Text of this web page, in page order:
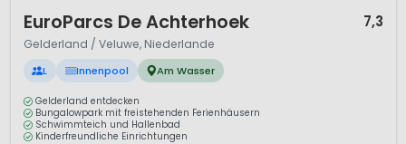
EuroParcs De Achterhoek 7,3
Gelderland / Veluwe, Niederlande
L Innenpool Am Wasser
Gelderland entdecken
Bungalowpark mit freistehenden Ferienhäusern
Schwimmteich und Hallenbad
Kinderfreundliche Einrichtungen